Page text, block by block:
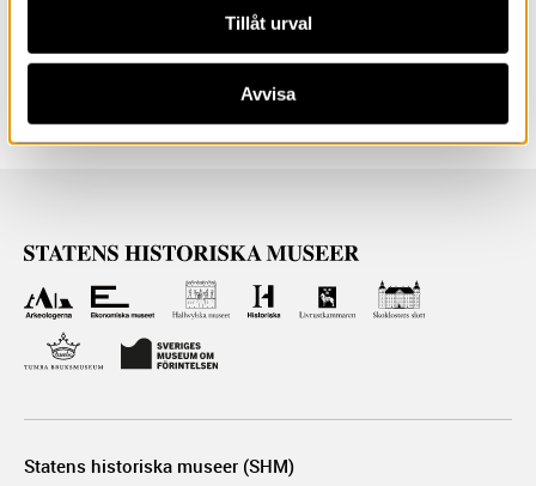
Tillåt urval
Avvisa
Föremål i samlingarna
Skokloster
Statens historiska museer (SHM)